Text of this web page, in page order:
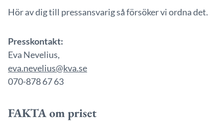
Hör av dig till pressansvarig så försöker vi ordna det.
Presskontakt:
Eva Nevelius,
eva.nevelius@kva.se
070-878 67 63
FAKTA om priset